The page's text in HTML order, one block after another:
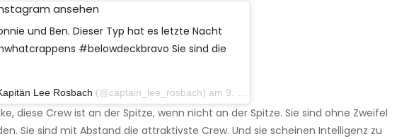
ansehen
und Ben. Dieser Typ hat es letzte Nacht
#belowdeckbravo Sie sind die
Lee Rosbach (@captain_lee_rosbach) am 9. November 2019 um 6:02 Uhr PST
diese Crew ist an der Spitze, wenn nicht an der Spitze. Sie sind ohne Zweifel
Sie sind mit Abstand die attraktivste Crew. Und sie scheinen Intelligenz zu